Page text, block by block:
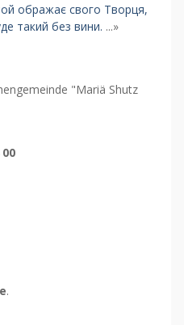
ображає свого Творця,
такий без вини. ...»
"Mariä Shutz
.